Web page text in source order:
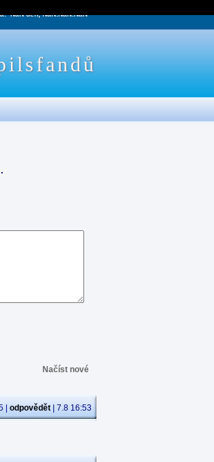
Načíst nové
| odpovědět | 7.8 16:53
NaN den, NaN:NaN:NaN